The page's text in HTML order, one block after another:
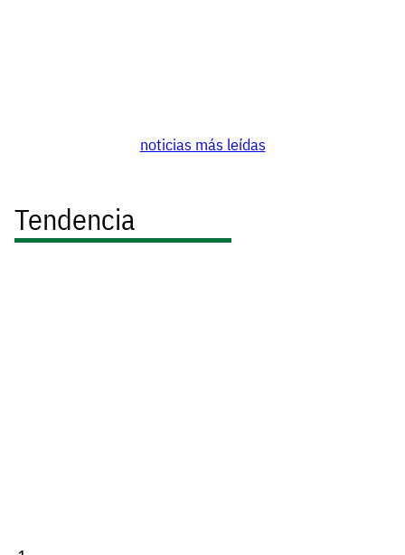
noticias más leídas
Tendencia